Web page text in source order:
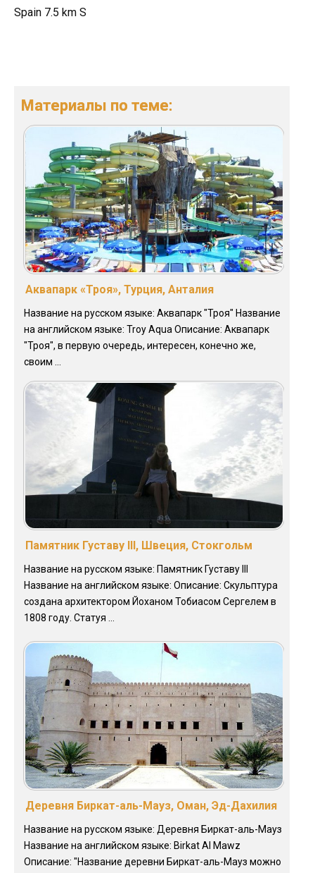
Spain 7.5 km S
Материалы по теме:
Аквапарк «Троя», Турция, Анталия
Название на русском языке: Аквапарк "Троя" Название
на английском языке: Troy Aqua Описание: Аквапарк
"Троя", в первую очередь, интересен, конечно же,
своим ...
Памятник Густаву III, Швеция, Стокгольм
Название на русском языке: Памятник Густаву III
Название на английском языке: Описание: Скульптура
создана архитектором Йоханом Тобиасом Сергелем в
1808 году. Статуя ...
Деревня Биркат-аль-Мауз, Оман, Эд-Дахилия
Название на русском языке: Деревня Биркат-аль-Мауз
Название на английском языке: Birkat Al Mawz
Описание: "Название деревни Биркат-аль-Мауз можно